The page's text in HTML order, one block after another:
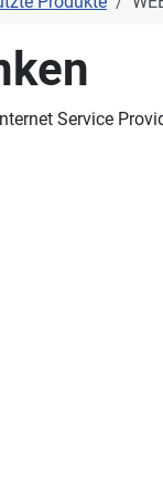
Service